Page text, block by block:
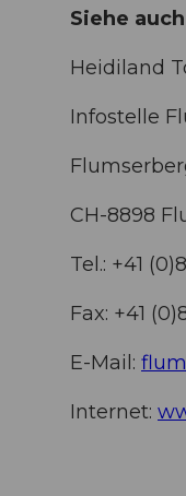
Siehe auch
Heidiland
Infostelle
CH-8898
Tel.: +41
Fax: +41
E-Mail:
Internet: